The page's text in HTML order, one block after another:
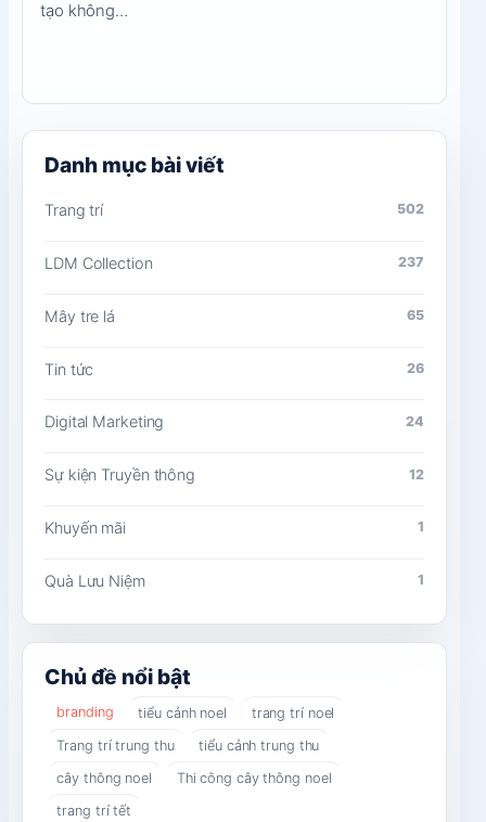
Danh mục bài viết
Trang trí 502
LDM Collection 237
Mây tre lá 65
Tin tức 26
Digital Marketing 24
Sự kiện Truyền thông 12
Khuyến mãi 1
Quà Lưu Niệm 1
Chủ đề nổi bật
branding tiểu cảnh noel
trang trí noel
Trang trí trung thu
tiểu cảnh trung thu
cây thông noel
Thi công cây thông noel
trang trí tết
tạo không…